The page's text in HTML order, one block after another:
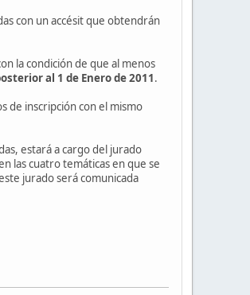
con un accésit que obtendrán
la condición de que al menos
al 1 de Enero de 2011.
de inscripción con el mismo
estará a cargo del jurado
las cuatro temáticas en que se
jurado será comunicada